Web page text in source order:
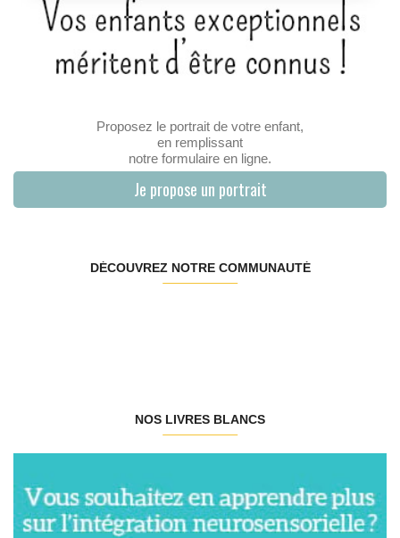
Proposez le portrait de votre enfant,
en remplissant
notre formulaire en ligne.
Je propose un portrait
DÉCOUVREZ NOTRE COMMUNAUTÉ
NOS LIVRES BLANCS